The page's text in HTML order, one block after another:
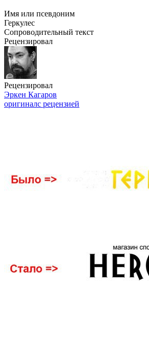
Имя или псевдоним
Геркулес
Сопроводительный текст
Рецензировал
Рецензировал
Эркен Кагаров
оригиналс рецензией